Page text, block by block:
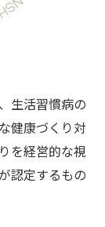
生活習慣病の
健康づくり対
を経営的な視
認定するもの